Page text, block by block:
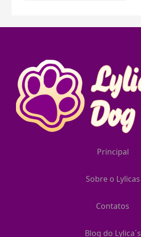
Principal
Sobre o Lylicas
Contatos
Blog do Lylica´s